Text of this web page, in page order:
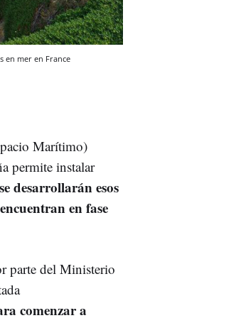
en mer en France
Marítimo)
permite instalar
desarrollarán esos
en fase
parte del Ministerio
comenzar a